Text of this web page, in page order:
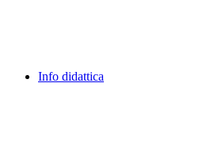
Info didattica